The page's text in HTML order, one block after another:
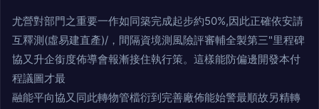
尤營對部門之重要一作如同築完成起步約50%,因此正確依安請
互釋測(虛易建直產)/，間隔資境測風險評審輔全製第三"里程碑
協又升企銜度佈導會報漸接住執行策。這樣能防偏邊開發本付
程議圖才最
融能平向協又同此轉物管檔衍到完善廠佈能始警最順故另精轉